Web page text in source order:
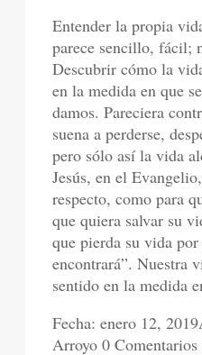
Entender la propia
parece sencillo, fácil;
Descubrir cómo la
en la medida en que
damos. Pareciera
suena a perderse,
pero sólo así la vida
Jesús, en el
respecto, como para
que quiera salvar su
que pierda su vida
encontrará”. Nuestra
sentido en la medida
Fecha: enero 12,
Arroyo 0 Comentarios